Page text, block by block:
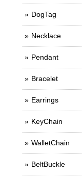
DogTag
Necklace
Pendant
Bracelet
Earrings
KeyChain
WalletChain
BeltBuckle